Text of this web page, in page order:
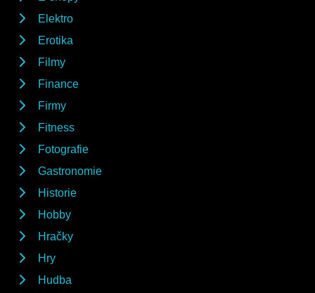
Elektro
Erotika
Filmy
Finance
Firmy
Fitness
Fotografie
Gastronomie
Historie
Hobby
Hračky
Hry
Hudba